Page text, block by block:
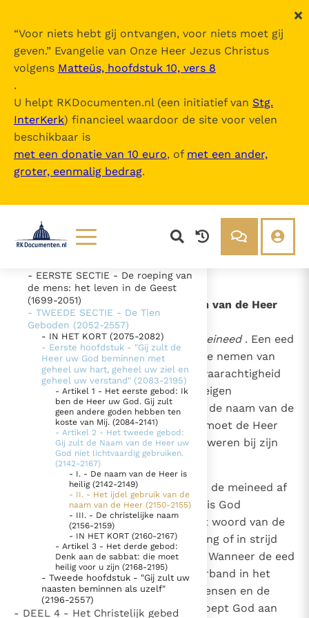
“Voor niets hebt gij ontvangen, voor niets moet gij
geven.” Evangelie van Onze Heer Jezus Christus
volgens Matteüs, hoofdstuk 10, vers 8
.
U helpt RKDocumenten.nl (een initiatief van Stg.
InterKerk) financieel waardoor de site voor velen
beschikbaar is
met een donatie van 10 euro, of met een ander,
groter, eenmalig bedrag.
Documenten
Bijbel
Thema’s
Berichten
Denzinger
Over ons
Over RK Documenten
Meedoen
Nieuwsbrief
Gebruiksvoorwaarden
Nieuwste Documenten
5. Het gebed van de Kerk
In Christus wordt onze honger vervuld
Leer de kostbare parel van Gods koninkrijk te
Gods Koninkrijk groeit stilletjes door liefde, niet door
De mystiek. De mystieke verschijnselen en de
Berichten
Het Vaticaan publiceert een nieuwe Latijnse uitgave
van het Romeins martyrologium
Vaticaanse financiële waakhond verliest autonomie
Paus spreekt het Wereldvoedselprogramma toe
Catechismus van de Katholieke Kerk
Inhoudsopgave
uitklappen
- Intro
1065)
- DEEL 2 - De viering van het
Christusmysterie (1066-1690)
- DEEL 3 - Het leven in Christus
- EERSTE SECTIE - De roeping van
de mens: het leven in de Geest
(1699-2051)
- TWEEDE SECTIE - De Tien
Geboden (2052-2557)
- IN HET KORT (2075-2082)
- Eerste hoofdstuk - "Gij zult de
Heer uw God beminnen met
geheel uw hart, geheel uw ziel en
geheel uw verstand" (2083-2195)
- Artikel 1 - Het eerste gebod: Ik
ben de Heer uw God. Gij zult
geen andere goden hebben ten
koste van Mij. (2084-2141)
- Artikel 2 - Het tweede gebod:
Gij zult de Naam van de Heer uw
God niet lichtvaardig gebruiken.
(2142-2167)
- I. - De naam van de Heer is
heilig (2142-2149)
- II. - Het ijdel gebruik van de
naam van de Heer (2150-2155)
- III. - De christelijke naam
(2156-2159)
- IN HET KORT (2160-2167)
- Artikel 3 - Het derde gebod:
Denk aan de sabbat: die moet
heilig voor u zijn (2168-2195)
- Tweede hoofdstuk - "Gij zult uw
naasten beminnen als uzelf"
(2196-2557)
- DEEL 4 - Het Christelijk gebed
- II. - Het ijdel gebruik van de naam van de Heer
(2150-2155)
Het tweede gebodverbiedt de meineed. Een eed
doen of zweren is God tot getuige nemen van
hetgeen men zegt. Het is Gods waarachtigheid
inroepen als waarborg voor zijn eigen
waarachtigheid. Bij de eed wordt de naam van de
Heer als waarborg gebruikt. "Gij moet de Heer
uw God vrezen, Hem dienen en zweren bij zijn
naam"(Deut. 6, 13).
Het is onze plicht tegenover God de meineed af
te keuren. Als Schepper en Heer is God
richtsnoer van alle waarheid. Het woord van de
mensen is dan in overeenstemming of in strijd
met God, die de waarheid zelf is. Wanneer de eed
waar en wettig is, stelt hij het verband in het
licht tussen het woord van de mensen en de
waarheid van God. De meineed roept God aan